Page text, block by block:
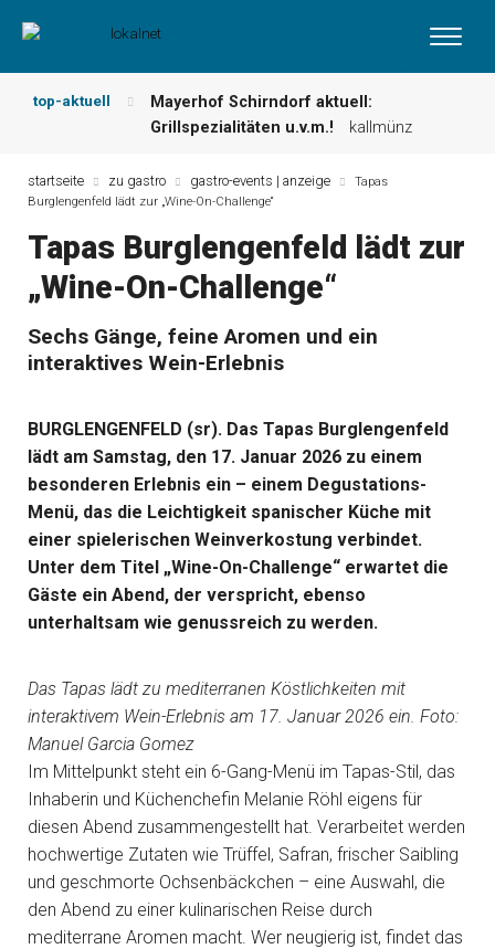
top-aktuell
Mayerhof Schirndorf aktuell:
Grillspezialitäten u.v.m.!
kallmünz
und mehr … burglengenfeld
Der „deutsche Michel“ muss nun
leserbriefe
Maxhütter Fischladen: Unser aktuelles
maxhütte-haidhof
Nutzen Sie aktuelle Angebote Ihrer
Region!
angebote vor ort | anzeige
startseite zu gastro gastro-events | anzeige
Tapas
Burglengenfeld lädt zur „Wine-On-Challenge“
Tapas Burglengenfeld lädt zur
„Wine-On-Challenge“
Sechs Gänge, feine Aromen und ein
interaktives Wein-Erlebnis
BURGLENGENFELD (sr). Das Tapas Burglengenfeld
lädt am Samstag, den 17. Januar 2026 zu einem
besonderen Erlebnis ein – einem Degustations-
Menü, das die Leichtigkeit spanischer Küche mit
einer spielerischen Weinverkostung verbindet.
Unter dem Titel „Wine-On-Challenge“ erwartet die
Gäste ein Abend, der verspricht, ebenso
unterhaltsam wie genussreich zu werden.
Das Tapas lädt zu mediterranen Köstlichkeiten mit
interaktivem Wein-Erlebnis am 17. Januar 2026 ein. Foto:
Manuel Garcia Gomez
Im Mittelpunkt steht ein 6-Gang-Menü im Tapas-Stil, das
Inhaberin und Küchenchefin Melanie Röhl eigens für
diesen Abend zusammengestellt hat. Verarbeitet werden
hochwertige Zutaten wie Trüffel, Safran, frischer Saibling
und geschmorte Ochsenbäckchen – eine Auswahl, die
den Abend zu einer kulinarischen Reise durch
mediterrane Aromen macht. Wer neugierig ist, findet das